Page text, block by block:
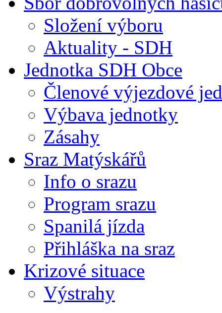
Složení výboru
Aktuality - SDH
Jednotka SDH Obce
Členové výjezdové
Výbava jednotky
Zásahy
Sraz Matýskářů
Info o srazu
Program srazu
Spanilá jízda
Přihláška na sraz
Krizové situace
Výstrahy